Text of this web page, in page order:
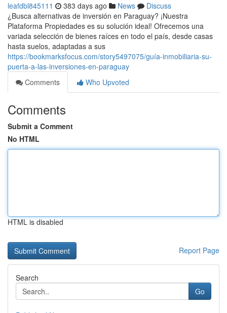
leafdbl845111 383 days ago News
Discuss
¿Busca alternativas de inversión en Paraguay? ¡Nuestra
Plataforma Propiedades es su solución ideal! Ofrecemos una
variada selección de bienes raíces en todo el país, desde casas
hasta suelos, adaptadas a sus
https://bookmarksfocus.com/story5497075/guía-inmobiliaria-su-
puerta-a-las-inversiones-en-paraguay
Comments
Who Upvoted
Comments
Submit a Comment
No HTML
HTML is disabled
Report Page
Search
Go